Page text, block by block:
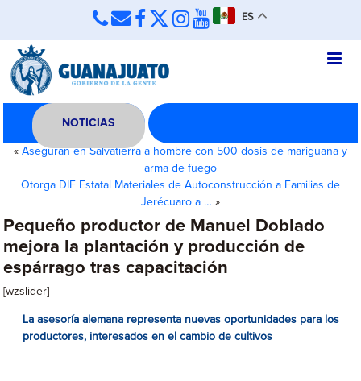
ES
NOTICIAS
« Aseguran en Salvatierra a hombre con 500 dosis de mariguana y
arma de fuego
Otorga DIF Estatal Materiales de Autoconstrucción a Familias de
Jerécuaro a … »
Pequeño productor de Manuel Doblado
mejora la plantación y producción de
espárrago tras capacitación
[wzslider]
La asesoría alemana representa nuevas oportunidades para los
productores, interesados en el cambio de cultivos